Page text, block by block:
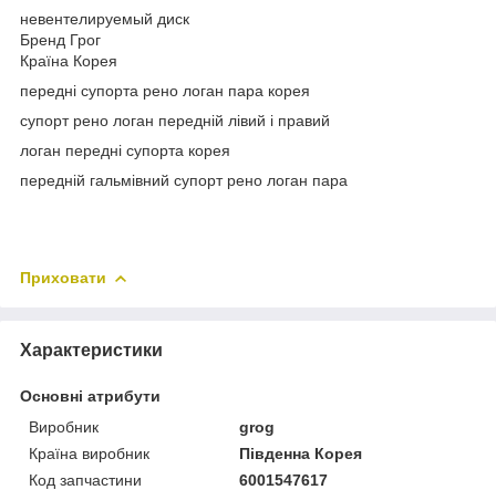
невентелируемый диск
Бренд Грог
Країна Корея
передні супорта рено логан пара корея
супорт рено логан передній лівий і правий
логан передні супорта корея
передній гальмівний супорт рено логан пара
Приховати
Характеристики
Основні атрибути
Виробник
grog
Країна виробник
Південна Корея
Код запчастини
6001547617